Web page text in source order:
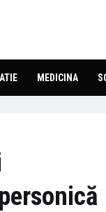
MEDICINA